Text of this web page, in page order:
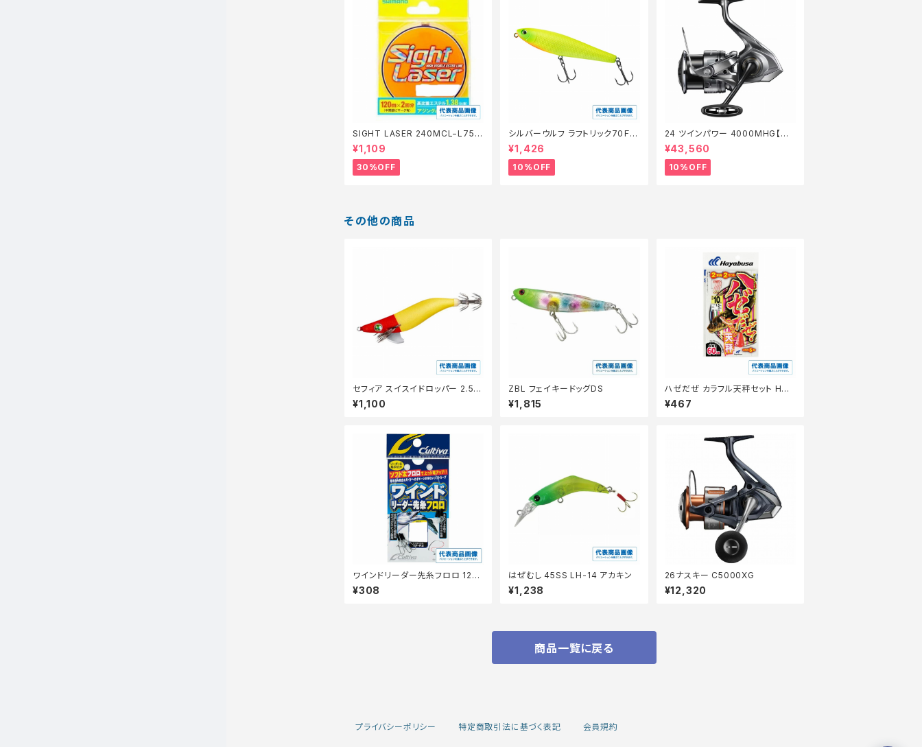
SIGHT LASER 240MCL−L75Q
橙 0.2【特価仕掛】【30】
¥1,109
30%OFF
シルバーウルフ ラフトリック70Ｆ
【スタッフ永徳浜名湖セレクト】【1
0】
¥1,426
10%OFF
24 ツインパワー 4000MHG【継
続セール_リール】【10】
¥43,560
10%OFF
その他の商品
セフィア スイスイドロッパー 2.5号
QS-Z25Y アカミドリ 001
¥1,100
ZBL フェイキードッグDS
¥1,815
ハゼだぜ カラフル天秤セット HA11
0ー6ー0.8
¥467
ワインドリーダー先糸フロロ 12ー
S 10ｃm
¥308
はぜむし 45SS LH-14 アカキン
¥1,238
26ナスキー C5000XG
¥12,320
商品一覧に戻る
プライバシーポリシー 特定商取引法に基づく表記 会員規約